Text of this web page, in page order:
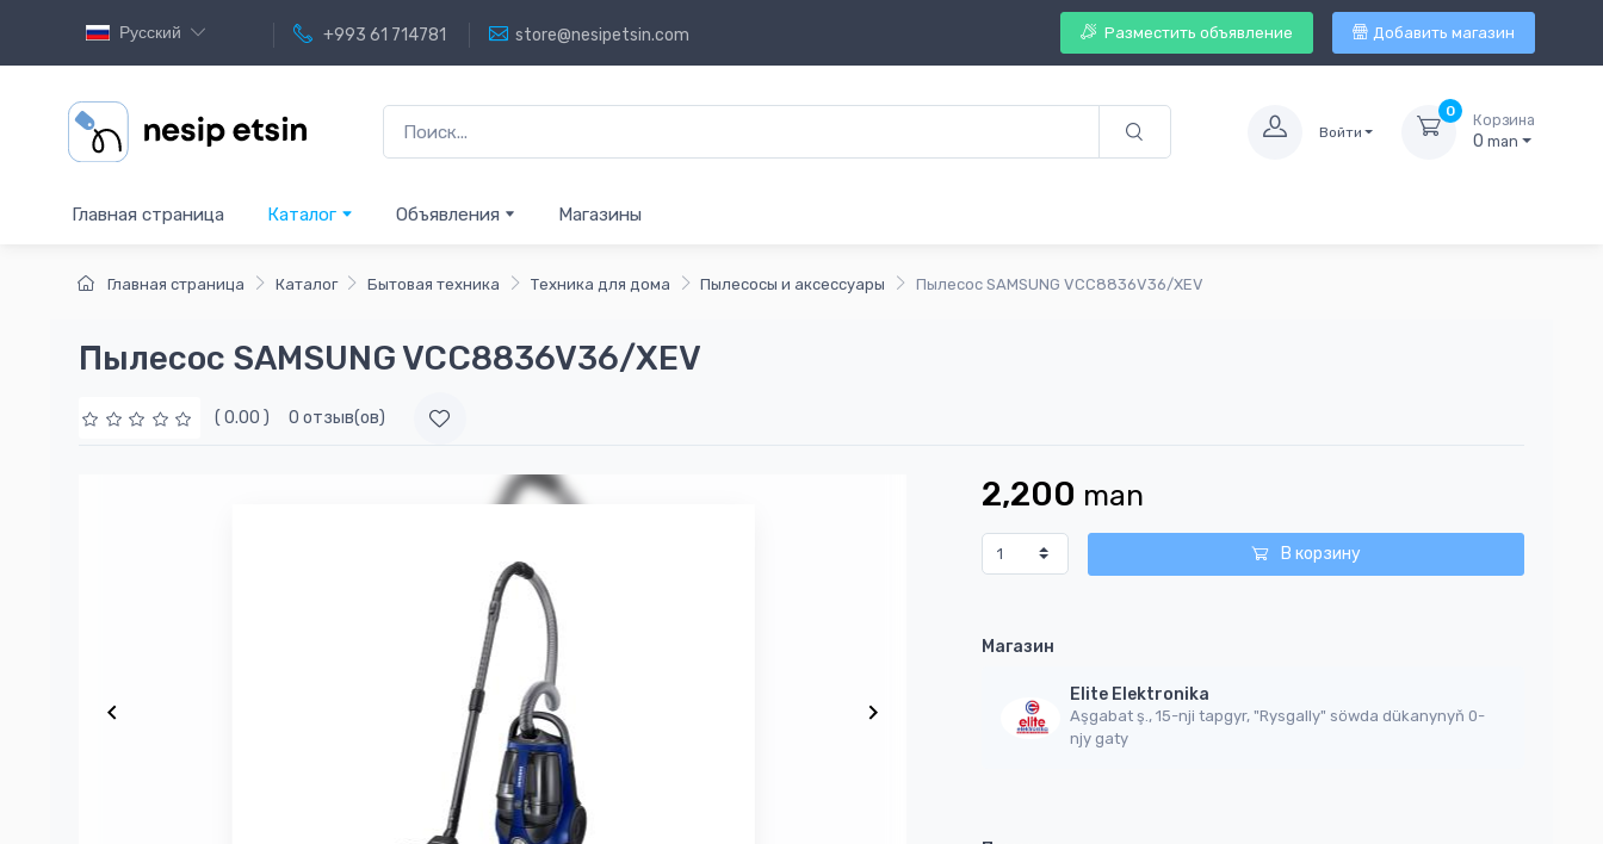
Русский +993 61 714781 store@nesipetsin.com Разместить объявление Добавить магазин
Войти
0
Корзина
0 man
Главная страница Каталог Объявления Магазины
Главная страница Каталог Бытовая техника Техника для дома Пылесосы и аксессуары Пылесос SAMSUNG VCC8836V36/XEV
Пылесос SAMSUNG VCC8836V36/XEV
( 0.00 ) 0 отзыв(ов)
2,200 man
В корзину
Магазин
Elite Elektronika
Aşgabat ş., 15-nji tapgyr, "Rysgally" söwda dükanynyň 0-
njy gaty